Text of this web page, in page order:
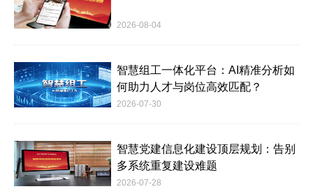
2026-08-04
智慧组工一体化平台：AI精准分析如
何助力人才与岗位高效匹配？
2026-07-30
智慧党建信息化建设顶层规划：告别
多系统重复建设难题
2026-07-28